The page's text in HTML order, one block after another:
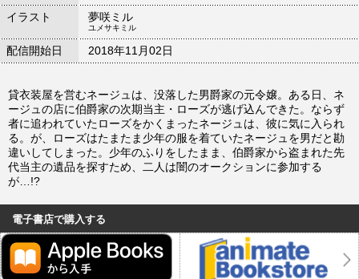
イラスト 夢咲ミル
ユメサキミル
配信開始日 2018年11月02日
貸衣装屋を営むネージュは、没落した男爵家の元令嬢。ある日、ネ
ージュの店に伯爵家の次期当主・ローズが逃げ込んできた。ならず
者に追われていたローズをかくまったネージュは、彼に気に入られ
る。が、ローズはたまたま少年の服を着ていたネージュを男だと勘
違いしてしまった。少年のふりをしたまま、伯爵家から盗まれた先
代当主の遺品を探すため、二人は闇のオークションに参加する
が…!?
電子書店で購入する